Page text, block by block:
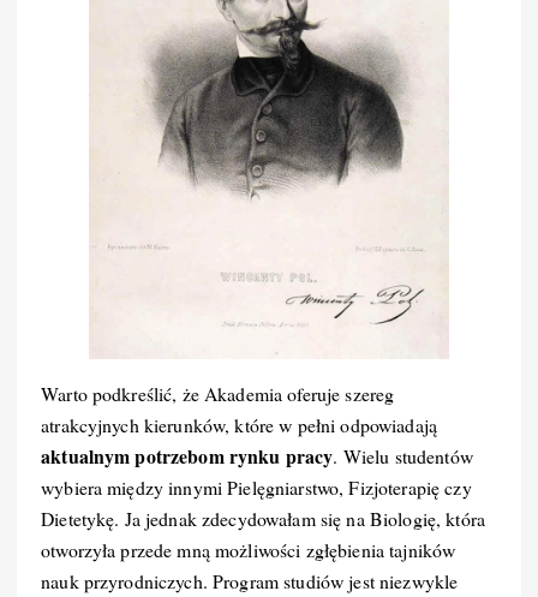
Warto podkreślić, że Akademia oferuje szereg
atrakcyjnych kierunków, które w pełni odpowiadają
aktualnym potrzebom rynku pracy. Wielu studentów
wybiera między innymi Pielęgniarstwo, Fizjoterapię czy
Dietetykę. Ja jednak zdecydowałam się na Biologię, która
otworzyła przede mną możliwości zgłębienia tajników
nauk przyrodniczych. Program studiów jest niezwykle